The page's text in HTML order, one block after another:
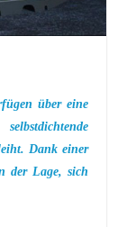
über eine
Dank einer
der Lage, sich